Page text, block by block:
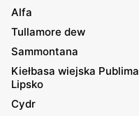
Alfa
Tullamore dew
Sammontana
Kiełbasa wiejska Publima
Lipsko
Cydr